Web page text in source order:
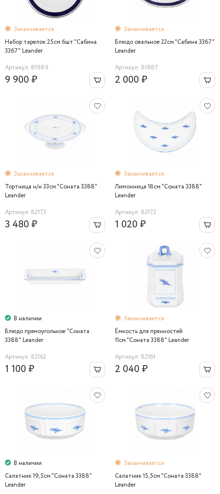
Заканчивается
Набор тарелок 25см.6шт."Сабина
3367" Leander
Артикул: 81989
9 900 ₽
Заканчивается
Блюдо овальное 22см."Cабина 3367"
Leander
Артикул: 81987
2 000 ₽
Заканчивается
Тортница н/н 33см."Соната 3388"
Leander
Артикул: 82173
3 480 ₽
Заканчивается
Лимонница 18см."Соната 3388"
Leander
Артикул: 82172
1 020 ₽
В наличии
Блюдо прямоугольное "Соната
3388" Leander
Артикул: 82162
1 100 ₽
Заканчивается
Ёмкость для прянностей
11см."Соната 3388" Leander
Артикул: 82161
2 040 ₽
В наличии
Салатник 19,5см."Соната 3388"
Leander
Заканчивается
Салатник 15,5см."Соната 3388"
Leander